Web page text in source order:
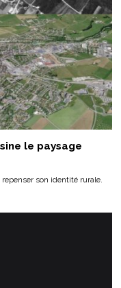
le paysage
son identité rurale.